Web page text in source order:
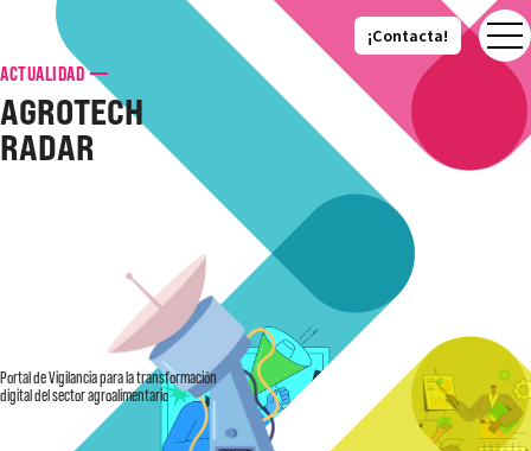
ACTUALIDAD
AGROTECH
RADAR
Portal de Vigilancia para la transformación
digital del sector agroalimentario
¡Contacta!
¡Contacta!